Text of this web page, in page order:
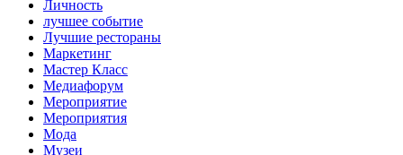
Личность
лучшее событие
Лучшие рестораны
Маркетинг
Мастер Класс
Медиафорум
Мероприятие
Мероприятия
Мода
Музеи